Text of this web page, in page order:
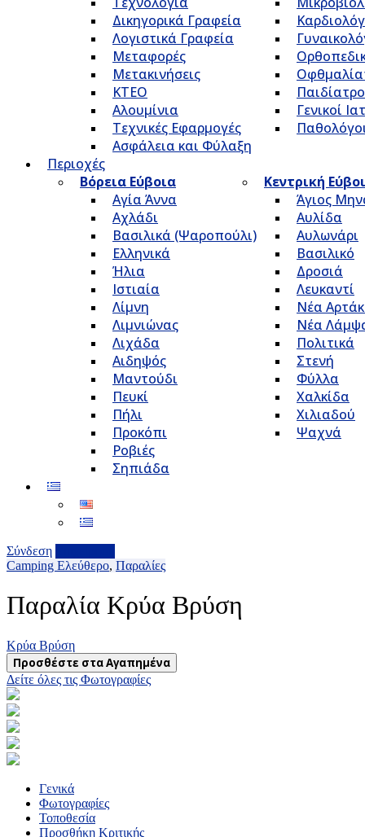
Δικηγορικά Γραφεία
Λογιστικά Γραφεία
Μεταφορές
Μετακινήσεις
ΚΤΕΟ
Αλουμίνια
Τεχνικές Εφαρμογές
Ασφάλεια και Φύλαξη
Γενικοί
Περιοχές
Βόρεια Εύβοια
Αγία Άννα
Αχλάδι
Βασιλικά (Ψαροπούλι)
Ελληνικά
Ήλια
Ιστιαία
Λίμνη
Λιμνιώνας
Λιχάδα
Αιδηψός
Μαντούδι
Πευκί
Πήλι
Προκόπι
Ροβιές
Σηπιάδα
Κεντρική
Άγιος
Αυλίδα
Αυλωνάρι
Βασιλικό
Δροσιά
Λευκαντί
Νέα
Νέα
Πολιτικά
Στενή
Φύλλα
Χαλκίδα
Χιλιαδού
Ψαχνά
Σύνδεση
Camping Ελεύθερο, Παραλίες
Παραλία Κρύα Βρύση
Κρύα Βρύση
Προσθέστε στα Αγαπημένα
Δείτε όλες τις Φωτογραφίες
Γενικά
Φωτογραφίες
Τοποθεσία
Προσθήκη Κριτικής